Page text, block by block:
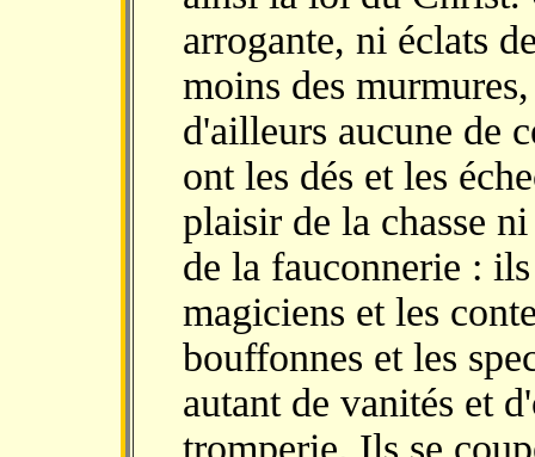
arrogante, ni éclats
moins des
d'ailleurs aucune de
ont les dés et les
plaisir de la chasse
de la fauconnerie :
magiciens et les
bouffonnes et les
autant de vanités et
tromperie. Ils se